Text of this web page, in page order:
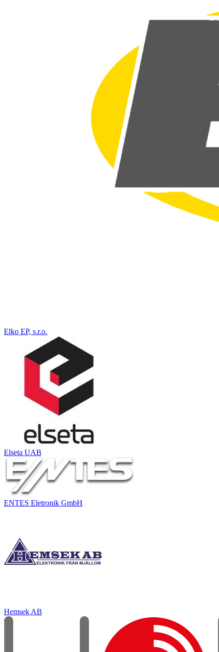
Elko EP, s.r.o.
Elseta UAB
ENTES Eletronik GmbH
Hemsek AB